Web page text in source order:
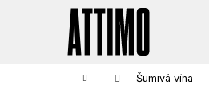
Domů Šumivá vína
Zpět
Zpět